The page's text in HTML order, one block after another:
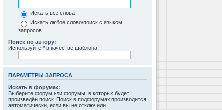
Искать все слова
Искать любое слово/поиск с языком
запросов
Поиск по автору:
Используйте * в качестве шаблона.
ПАРАМЕТРЫ ЗАПРОСА
Искать в форумах:
Выберите форум или форумы, в которых будет
произведён поиск. Поиск в подфорумах производится
автоматически, если вы не отключили